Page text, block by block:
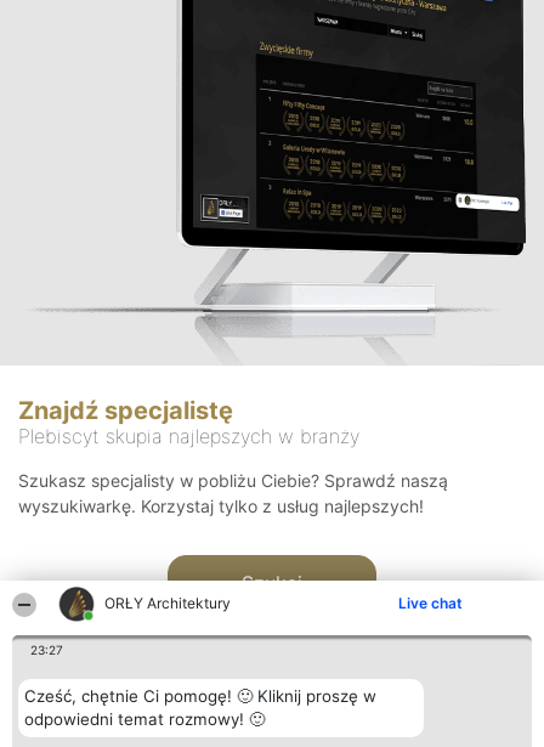
ORŁY Architektury Live chat
23:27
Cześć, chętnie Ci pomogę! 🙂 Kliknij proszę w
odpowiedni temat rozmowy! 🙂
Znajdź specjalistę
Plebiscyt skupia najlepszych w branży
Szukasz specjalisty w pobliżu Ciebie? Sprawdź naszą
wyszukiwarkę. Korzystaj tylko z usług najlepszych!
Szukaj